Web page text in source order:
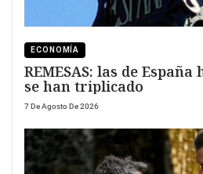
ECONOMÍA
REMESAS: las de
se han triplicado
7 De Agosto De 2026